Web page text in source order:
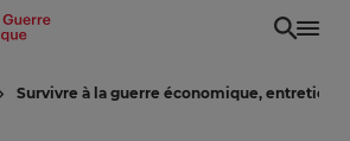
Survivre à la guerre économique, entretien